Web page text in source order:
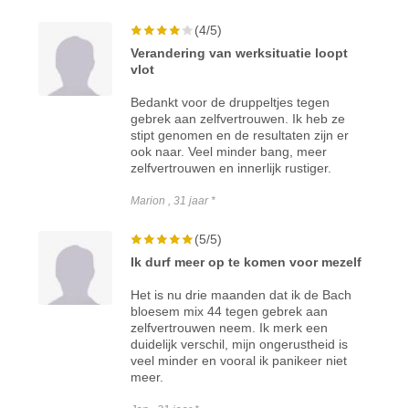
(4/5)
Verandering van werksituatie loopt
vlot
Bedankt voor de druppeltjes tegen
gebrek aan zelfvertrouwen. Ik heb ze
stipt genomen en de resultaten zijn er
ook naar. Veel minder bang, meer
zelfvertrouwen en innerlijk rustiger.
Marion , 31 jaar *
(5/5)
Ik durf meer op te komen voor mezelf
Het is nu drie maanden dat ik de Bach
bloesem mix 44 tegen gebrek aan
zelfvertrouwen neem. Ik merk een
duidelijk verschil, mijn ongerustheid is
veel minder en vooral ik panikeer niet
meer.